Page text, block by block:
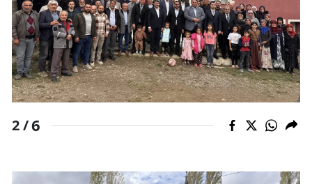
Muğla
Muş
Nevşehir
Niğde
Ordu
Sakarya
2 /6